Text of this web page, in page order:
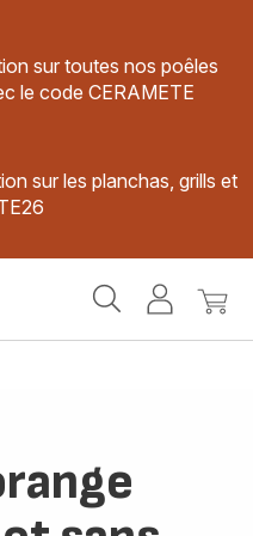
sur toutes nos poêles
le code CERAMETE
sur les planchas, grills et
MonMon